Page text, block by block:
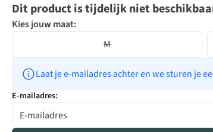
Dit product is tijdelijk niet
Kies jouw maat:
M
Laat je e-mailadres achter en we sturen je
E-mailadres: